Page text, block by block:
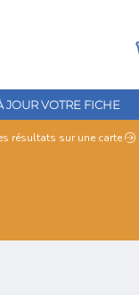
JOUR VOTRE FICHE
résultats sur une carte